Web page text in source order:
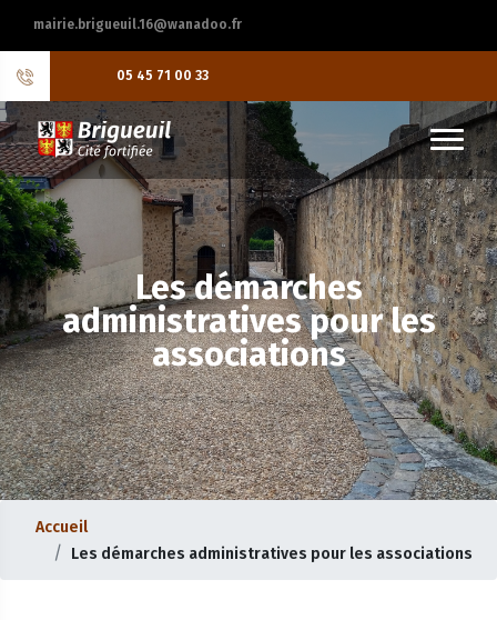
mairie.brigueuil.16@wanadoo.fr
05 45 71 00 33
Les démarches
administratives pour les
associations
Accueil
Les démarches administratives pour les associations